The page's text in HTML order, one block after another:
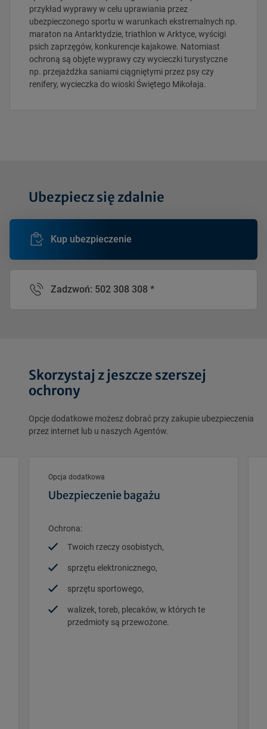
przykład wyprawy w celu uprawiania przez
ubezpieczonego sportu w warunkach ekstremalnych np.
maraton na Antarktydzie, triathlon w Arktyce, wyścigi
psich zaprzęgów, konkurencje kajakowe. Natomiast
ochroną są objęte wyprawy czy wycieczki turystyczne
np. przejażdżka saniami ciągniętymi przez psy czy
renifery, wycieczka do wioski Świętego Mikołaja.
Ubezpiecz się zdalnie
Kup ubezpieczenie
Zadzwoń: 502 308 308 *
Skorzystaj z jeszcze szerszej
ochrony
Opcje dodatkowe możesz dobrać przy zakupie ubezpieczenia
przez internet lub u naszych Agentów.
Opcja dodatkowa
Ubezpieczenie bagażu
Ochrona:
Twoich rzeczy osobistych,
sprzętu elektronicznego,
sprzętu sportowego,
walizek, toreb, plecaków, w których te
przedmioty są przewożone.